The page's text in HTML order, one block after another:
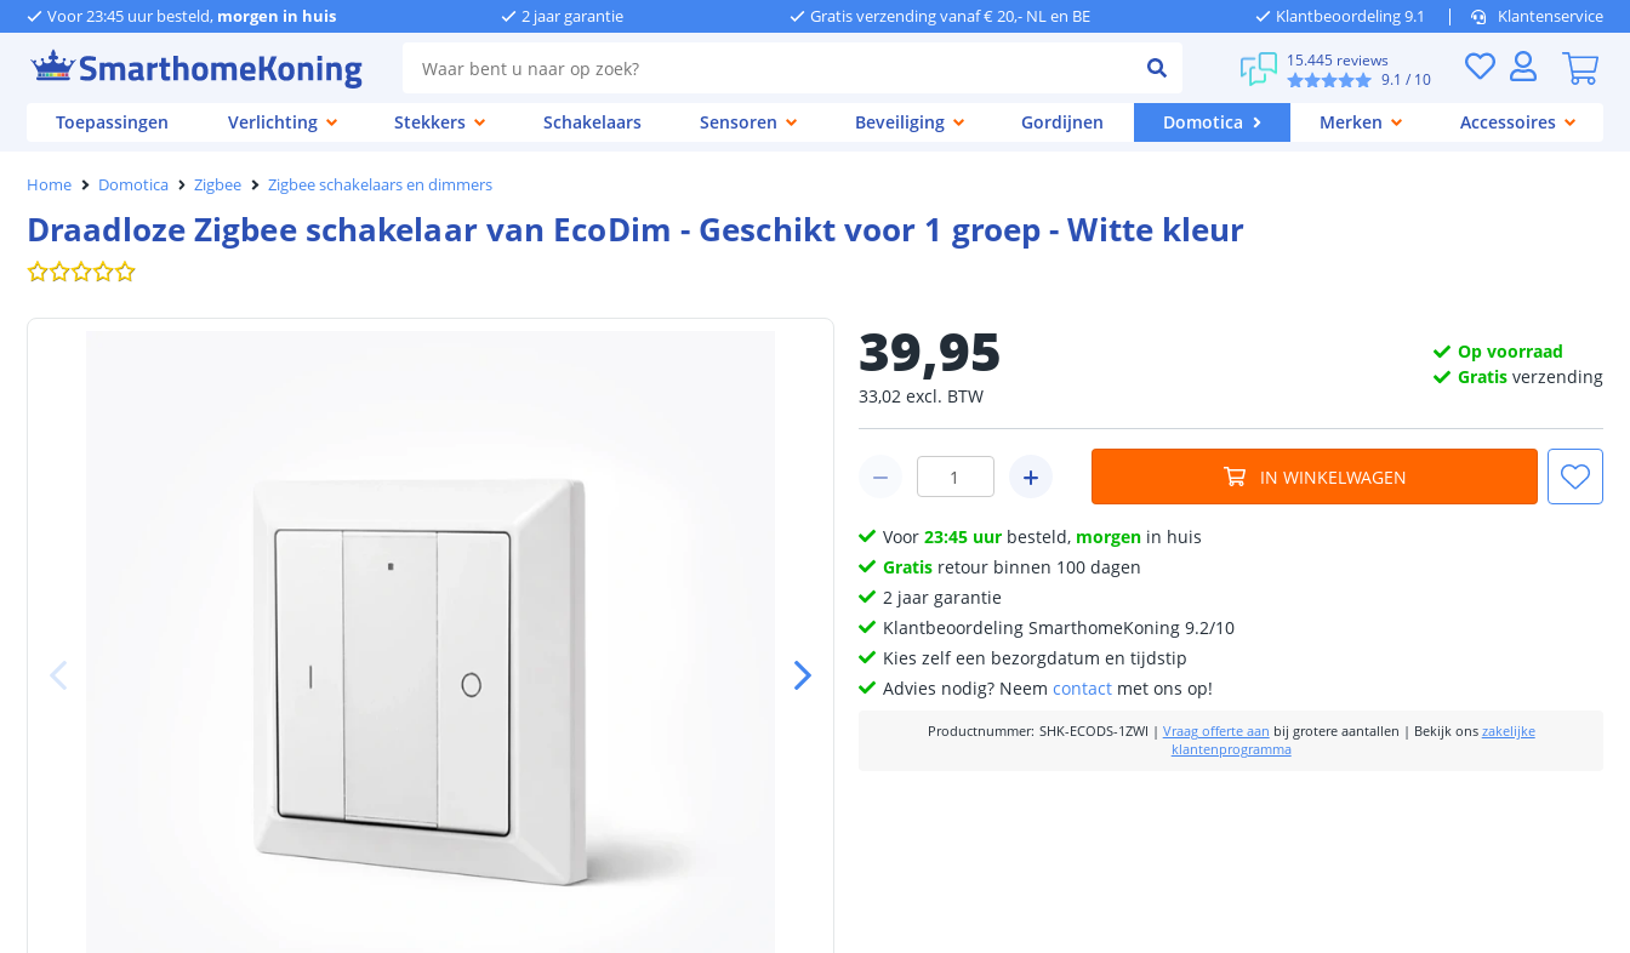
Voor 23:45 uur besteld, morgen in huis 2 jaar garantie Gratis verzending vanaf € 20,- NL en BE Klantbeoordeling 9.1 Klantenservice
15.445 reviews
9.1 / 10
Toepassingen Verlichting Stekkers Schakelaars Sensoren Beveiliging Gordijnen Domotica Merken Accessoires
Home Domotica Zigbee Zigbee schakelaars en dimmers
Draadloze Zigbee schakelaar van EcoDim - Geschikt voor 1 groep - Witte kleur
39,95
33,02 excl. BTW
Op voorraad
Gratis verzending
IN WINKELWAGEN
Voor23:45 uur besteld, morgen in huis
Gratis retour binnen 100 dagen
2 jaar garantie
Klantbeoordeling SmarthomeKoning 9.2/10
Kies zelf een bezorgdatum en tijdstip
Advies nodig? Neemcontact met ons op!
Productnummer: SHK-ECODS-1ZWI | Vraag offerte aan bij grotere aantallen | Bekijk ons zakelijke
klantenprogramma